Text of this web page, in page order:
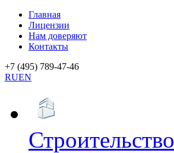
Главная
Лицензии
Нам доверяют
Контакты
+7 (495) 789-47-46
RUEN
Строительство